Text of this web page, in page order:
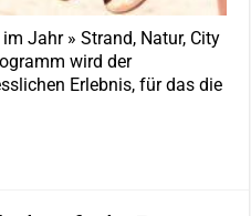
Jahr » Strand, Natur, City
wird der
Erlebnis, für das die